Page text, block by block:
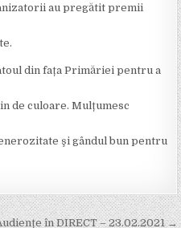
au pregătit premii
din fața Primăriei pentru a
de culoare. Mulțumesc
şi gândul bun pentru
în DIRECT – 23.02.2021 →